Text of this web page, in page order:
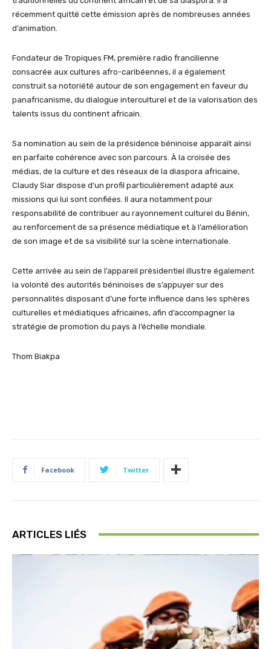
récemment quitté cette émission après de nombreuses années
d’animation.
Fondateur de Tropiques FM, première radio francilienne
consacrée aux cultures afro-caribéennes, il a également
construit sa notoriété autour de son engagement en faveur du
panafricanisme, du dialogue interculturel et de la valorisation des
talents issus du continent africain.
Sa nomination au sein de la présidence béninoise apparaît ainsi
en parfaite cohérence avec son parcours. À la croisée des
médias, de la culture et des réseaux de la diaspora africaine,
Claudy Siar dispose d’un profil particulièrement adapté aux
missions qui lui sont confiées. Il aura notamment pour
responsabilité de contribuer au rayonnement culturel du Bénin,
au renforcement de sa présence médiatique et à l’amélioration
de son image et de sa visibilité sur la scène internationale.
Cette arrivée au sein de l’appareil présidentiel illustre également
la volonté des autorités béninoises de s’appuyer sur des
personnalités disposant d’une forte influence dans les sphères
culturelles et médiatiques africaines, afin d’accompagner la
stratégie de promotion du pays à l’échelle mondiale.
Thom Biakpa
Facebook Twitter
ARTICLES LIÉS